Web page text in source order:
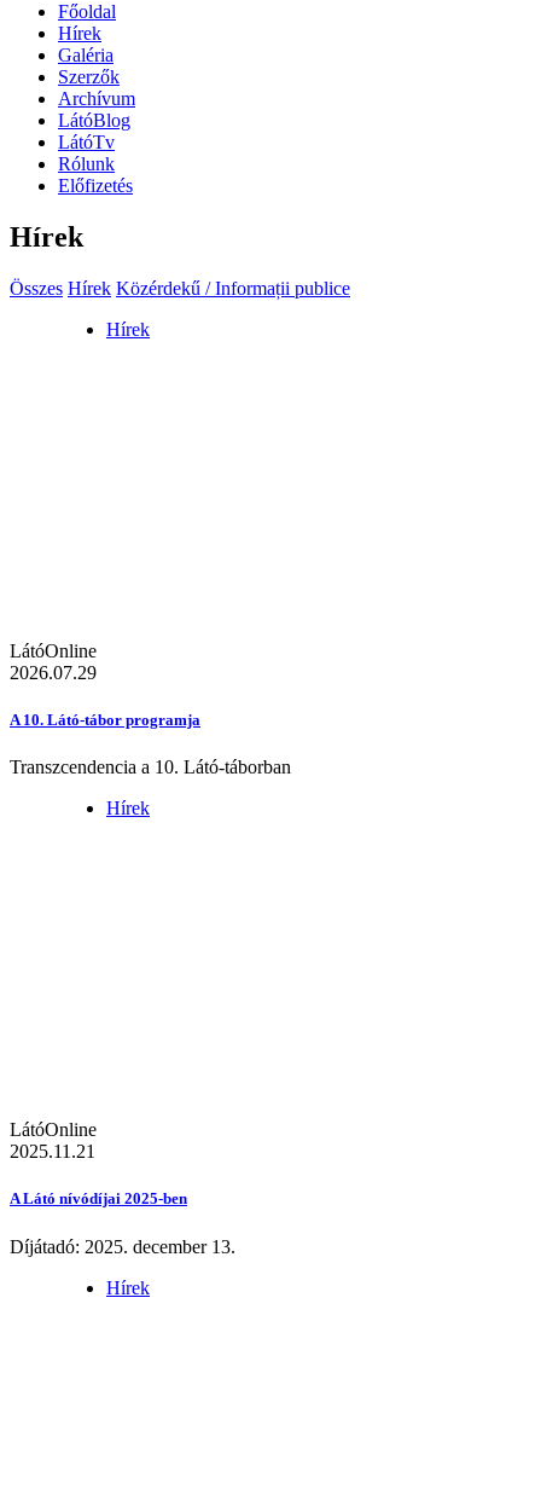
Főoldal
Hírek
Galéria
Szerzők
Archívum
LátóBlog
LátóTv
Rólunk
Előfizetés
Hírek
Összes Hírek Közérdekű / Informații publice
Hírek
LátóOnline
2026.07.29
A 10. Látó-tábor programja
Transzcendencia a 10. Látó-táborban
Hírek
LátóOnline
2025.11.21
A Látó nívódíjai 2025-ben
Díjátadó: 2025. december 13.
Hírek